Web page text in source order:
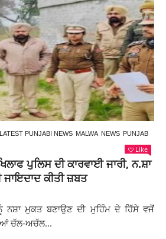
LATEST PUNJABI NEWS MALWA NEWS PUNJAB
Like
ਪੁਲਿਸ ਦੀ ਕਾਰਵਾਈ ਜਾਰੀ, ਨ.ਸ਼ਾ
ਕੀਤੀ ਜ਼ਬਤ
ਨਸ਼ਾ ਮੁਕਤ ਬਣਾਉਣ ਦੀ ਮੁਹਿੰਮ ਦੇ ਹਿੱਸੇ ਵਜੋਂ
ਚੱਲ-ਅਚੱਲ...